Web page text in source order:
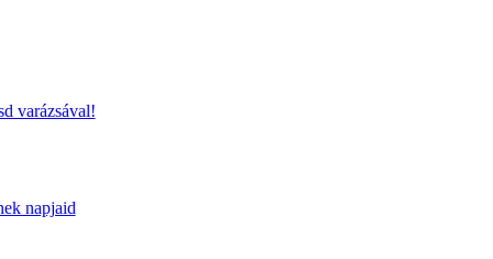
varázsával!
napjaid